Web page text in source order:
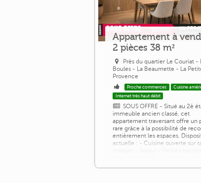
Appartement à
2 pièces 38 m²
Près du quartier Le Couriat -
Boules - La Beaumette - La
Provence
Proche commerces
Cuisine
Internet très haut débit
SOUS OFFRE - Situé au 2è
immeuble ancien classé, cet
appartement traversant offre un
rare grâce à la possibilité de
entièrement les espaces.
actuelle : - Cuisine ouverte sur